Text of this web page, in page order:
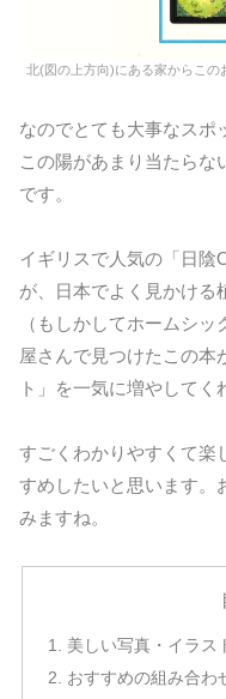
北(図の上方向)にある家からこの
なのでとても大事なスポ
この陽があまり当たらな
です。
イギリスで人気の「日陰
が、日本でよく見かける
（もしかしてホームシ
屋さんで見つけたこの本
ト」を一気に増やしてく
すごくわかりやすくて楽
すめしたいと思います。
みますね。
美しい写真・イラス
おすすめの組み合わ